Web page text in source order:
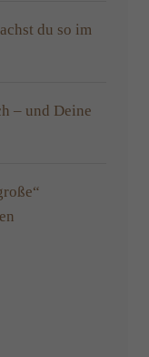
du so im
– und Deine